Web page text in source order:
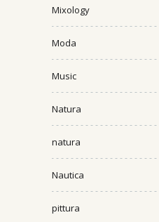
Mixology
Moda
Music
Natura
natura
Nautica
pittura